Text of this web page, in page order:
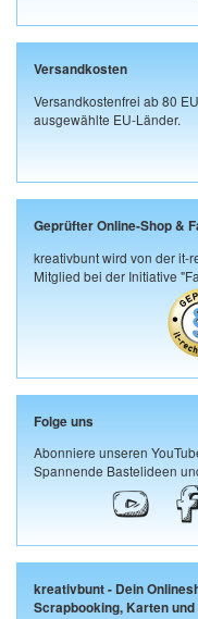
Versandkosten
Versandkostenfrei ab 80
ausgewählte EU-Länder.
Geprüfter Online-Shop &
kreativbunt wird von der it-
Mitglied bei der Initiative
Folge uns
Abonniere unseren
Spannende Bastelideen
kreativbunt - Dein
Scrapbooking, Karten